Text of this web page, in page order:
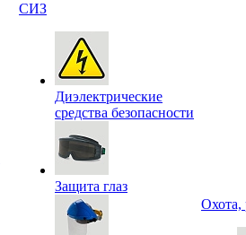
СИЗ
Диэлектрические
средства безопасности
Защита глаз
Охота,